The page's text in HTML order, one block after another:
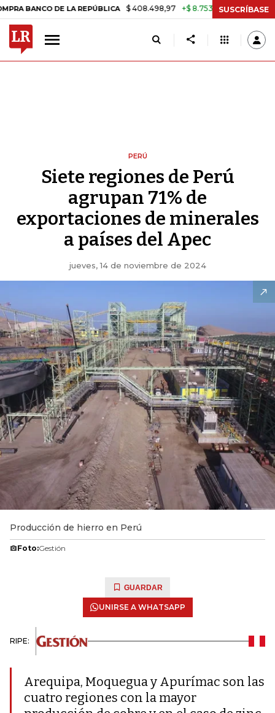
DE LA REPÚBLICA $ 408.498,97 +$ 8.753,81 +2,19% TASA DE
SUSCRÍBASE
PERÚ
Siete regiones de Perú
agrupan 71% de
exportaciones de minerales
a países del Apec
jueves, 14 de noviembre de 2024
Producción de hierro en Perú
Foto:Gestión
GUARDAR
UNIRSE A WHATSAPP
RIPE:
Arequipa, Moquegua y Apurímac son las
cuatro regiones con la mayor